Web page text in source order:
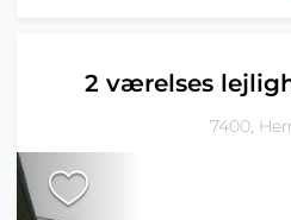
2 værelses
7400,